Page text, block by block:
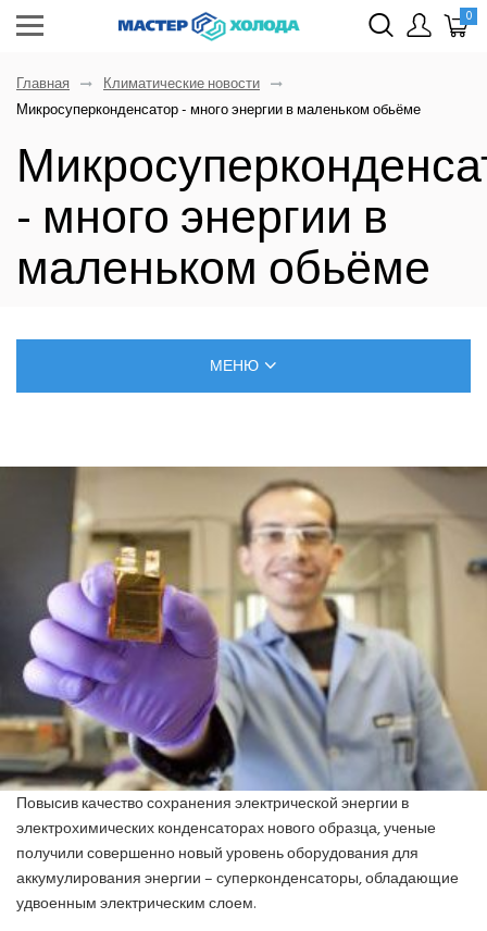
0
Главная
Климатические новости
Микросуперконденсатор - много энергии в маленьком обьёме
- много энергии в
маленьком обьёме
МЕНЮ
САМОСТОЯТЕЛЬНЫЙ МОНТАЖ КОНДИЦИОНЕРОВ
ПОЗНАВАТЕЛЬНЫЕ СТАТЬИ
ИНВЕРТОРНЫЕ КОНДИЦИОНЕРЫ
СПРАВОЧНЫЕ МАТЕРИАЛЫ
КОНДИЦИОНИРОВАНИЕ СЕРВЕРНОЙ
ИСТОРИЯ БРЕНДОВ
Повысив качество сохранения электрической энергии в
электрохимических конденсаторах нового образца, ученые
получили совершенно новый уровень оборудования для
аккумулирования энергии – суперконденсаторы, обладающие
удвоенным электрическим слоем.